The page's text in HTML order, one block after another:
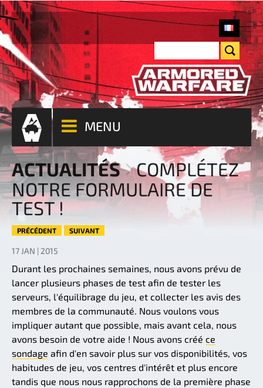
MENU
ACTUALITÉS
COMPLÉTEZ
NOTRE FORMULAIRE DE
TEST !
PRÉCÉDENT SUIVANT
17 JAN | 2015
Durant les prochaines semaines, nous avons prévu de
lancer plusieurs phases de test afin de tester les
serveurs, l'équilibrage du jeu, et collecter les avis des
membres de la communauté. Nous voulons vous
impliquer autant que possible, mais avant cela, nous
avons besoin de votre aide ! Nous avons créé ce
sondage afin d'en savoir plus sur vos disponibilités, vos
habitudes de jeu, vos centres d'intérêt et plus encore
tandis que nous nous rapprochons de la première phase